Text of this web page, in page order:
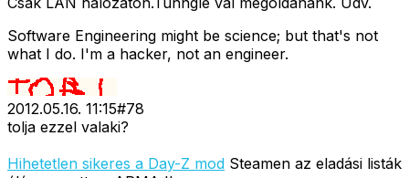
Software Engineering might be science; but that's not
what I do. I'm a hacker, not an engineer.
2012.05.16. 11:15#78
tolja ezzel valaki?
Hihetetlen sikeres a Day-Z mod Steamen az eladási listák